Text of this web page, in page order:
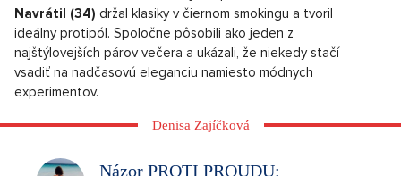
Navrátil (34) držal klasiky v čiernom smokingu a tvoril
ideálny protipól. Spoločne pôsobili ako jeden z
najštýlovejších párov večera a ukázali, že niekedy stačí
vsadiť na nadčasovú eleganciu namiesto módnych
experimentov.
Denisa Zajíčková
Názor PROTI PROUDU: